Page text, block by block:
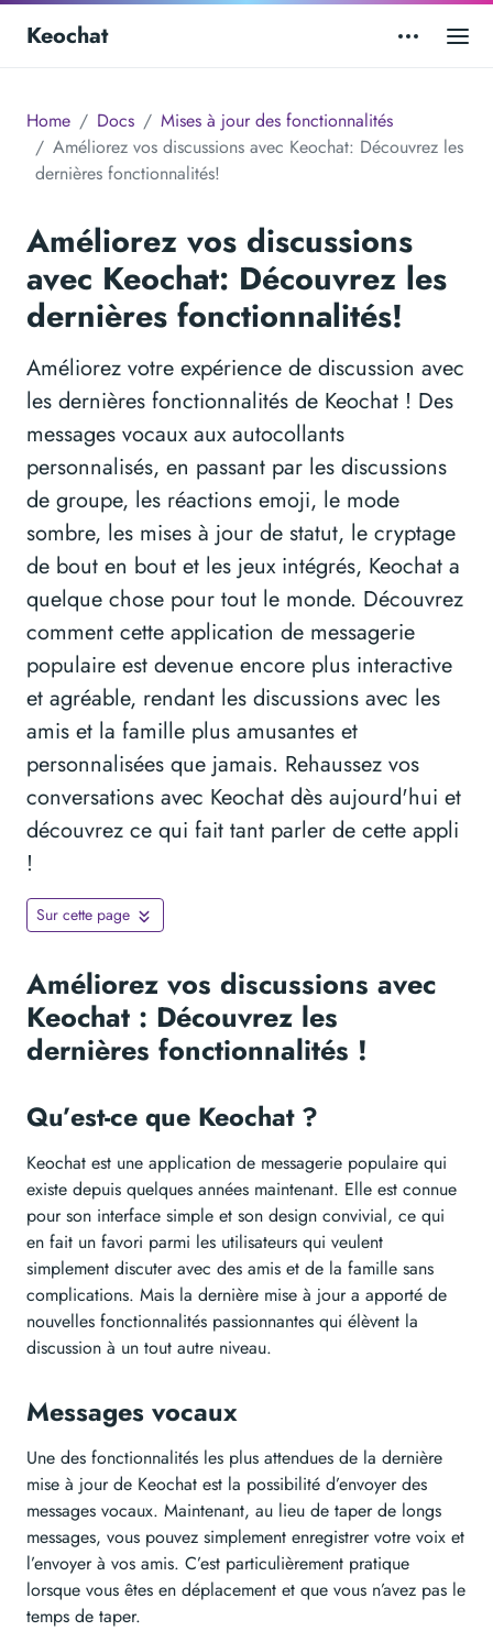
Keochat
Home Docs
Mises à jour des fonctionnalités
Améliorez vos discussions avec Keochat: Découvrez les
dernières fonctionnalités!
Améliorez vos discussions
avec Keochat: Découvrez les
dernières fonctionnalités!
Améliorez votre expérience de discussion avec
les dernières fonctionnalités de Keochat ! Des
messages vocaux aux autocollants
personnalisés, en passant par les discussions
de groupe, les réactions emoji, le mode
sombre, les mises à jour de statut, le cryptage
de bout en bout et les jeux intégrés, Keochat a
quelque chose pour tout le monde. Découvrez
comment cette application de messagerie
populaire est devenue encore plus interactive
et agréable, rendant les discussions avec les
amis et la famille plus amusantes et
personnalisées que jamais. Rehaussez vos
conversations avec Keochat dès aujourd'hui et
découvrez ce qui fait tant parler de cette appli
!
Sur cette page
Améliorez vos discussions avec
Keochat : Découvrez les
dernières fonctionnalités !
Qu’est-ce que Keochat ?
Keochat est une application de messagerie populaire qui
existe depuis quelques années maintenant. Elle est connue
pour son interface simple et son design convivial, ce qui
en fait un favori parmi les utilisateurs qui veulent
simplement discuter avec des amis et de la famille sans
complications. Mais la dernière mise à jour a apporté de
nouvelles fonctionnalités passionnantes qui élèvent la
discussion à un tout autre niveau.
Messages vocaux
Une des fonctionnalités les plus attendues de la dernière
mise à jour de Keochat est la possibilité d’envoyer des
messages vocaux. Maintenant, au lieu de taper de longs
messages, vous pouvez simplement enregistrer votre voix et
l’envoyer à vos amis. C’est particulièrement pratique
lorsque vous êtes en déplacement et que vous n’avez pas le
temps de taper.